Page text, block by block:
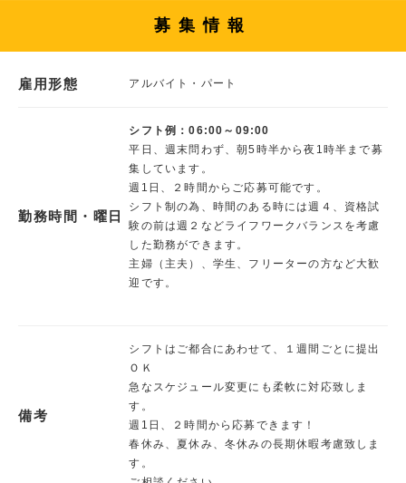
募集情報
雇用形態 アルバイト・パート
勤務時間・曜日
シフト例：06:00～09:00
平日、週末問わず、朝5時半から夜1時半まで募
集しています。
週1日、２時間からご応募可能です。
シフト制の為、時間のある時には週４、資格試
験の前は週２などライフワークバランスを考慮
した勤務ができます。
主婦（主夫）、学生、フリーターの方など大歓
迎です。
備考
シフトはご都合にあわせて、１週間ごとに提出
ＯＫ
急なスケジュール変更にも柔軟に対応致しま
す。
週1日、２時間から応募できます！
春休み、夏休み、冬休みの長期休暇考慮致しま
す。